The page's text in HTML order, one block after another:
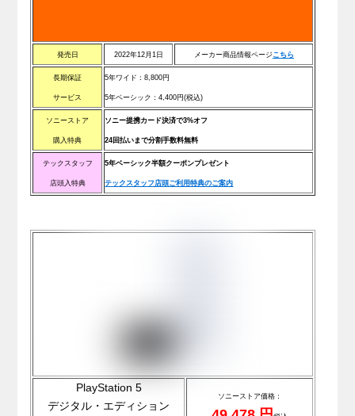
発売日 2022年12月1日 メーカー商品情報ページこちら
長期保証
サービス
5年ワイド：8 ,800円
5年ベーシック：4 ,400円(税込)
ソニーストア
購入特典
ソニー提携カード決済で3%オフ
24回払いまで分割手数料無料
テックスタッフ
店頭入特典
5年ベーシック半額クーポンプレゼント
テックスタッフ店頭ご利用特典のご案内
PlayStation 5
デジタル・エディション
ソニーストア価格：